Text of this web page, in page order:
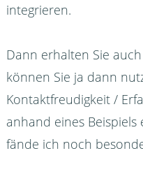
integrieren.
Dann erhalten Sie
können Sie ja dann
Kontaktfreudigkeit /
anhand eines Beispiels
fände ich noch